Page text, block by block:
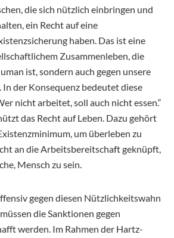
die sich nützlich einbringen und
ein Recht auf eine
haben. Das ist eine
Zusammenleben, die
ist, sondern auch gegen unsere
der Konsequenz bedeutet diese
nicht arbeitet, soll auch nicht essen.“
das Recht auf Leben. Dazu gehört
um überleben zu
an die Arbeitsbereitschaft geknüpft,
Mensch zu sein.
gegen diesen Nützlichkeitswahn
die Sanktionen gegen
werden. Im Rahmen der Hartz-